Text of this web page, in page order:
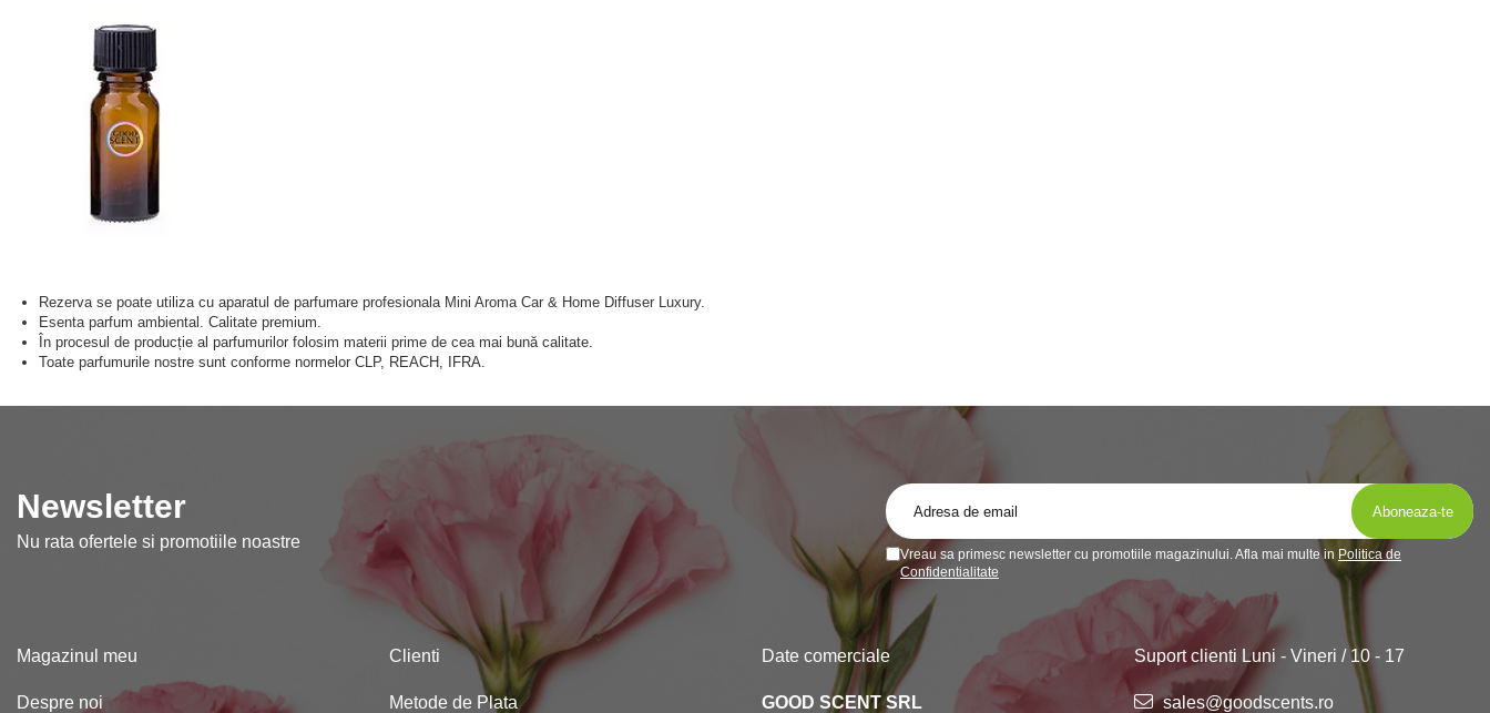
Rezerva se poate utiliza cu aparatul de parfumare profesionala Mini Aroma Car & Home Diffuser Luxury.
Esenta parfum ambiental. Calitate premium.
În procesul de producție al parfumurilor folosim materii prime de cea mai bună calitate.
Toate parfumurile nostre sunt conforme normelor CLP, REACH, IFRA.
Newsletter
Nu rata ofertele si promotiile noastre
Vreau sa primesc newsletter cu promotiile magazinului. Afla mai multe in Politica de
Confidentialitate
Magazinul meu
Despre noi
Clienti
Metode de Plata
Date comerciale
GOOD SCENT SRL
Suport clienti Luni - Vineri / 10 - 17
sales@goodscents.ro